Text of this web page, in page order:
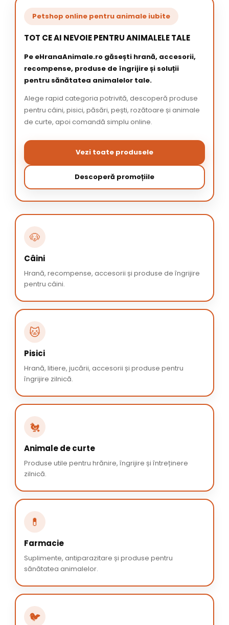
Petshop online pentru animale iubite
TOT CE AI NEVOIE PENTRU ANIMALELE TALE
Pe eHranaAnimale.ro găsești hrană, accesorii,
recompense, produse de îngrijire și soluții
pentru sănătatea animalelor tale.
Alege rapid categoria potrivită, descoperă produse
pentru câini, pisici, păsări, pești, rozătoare și animale
de curte, apoi comandă simplu online.
Vezi toate produsele
Descoperă promoțiile
🐶
Câini
Hrană, recompense, accesorii și produse de îngrijire
pentru câini.
🐱
Pisici
Hrană, litiere, jucării, accesorii și produse pentru
îngrijire zilnică.
🐔
Animale de curte
Produse utile pentru hrănire, îngrijire și întreținere
zilnică.
💊
Farmacie
Suplimente, antiparazitare și produse pentru
sănătatea animalelor.
🐦